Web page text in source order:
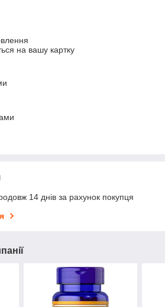
на вашу картку
14 днів за рахунок покупця